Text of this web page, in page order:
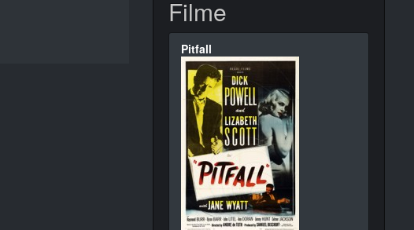
Filme
Pitfall